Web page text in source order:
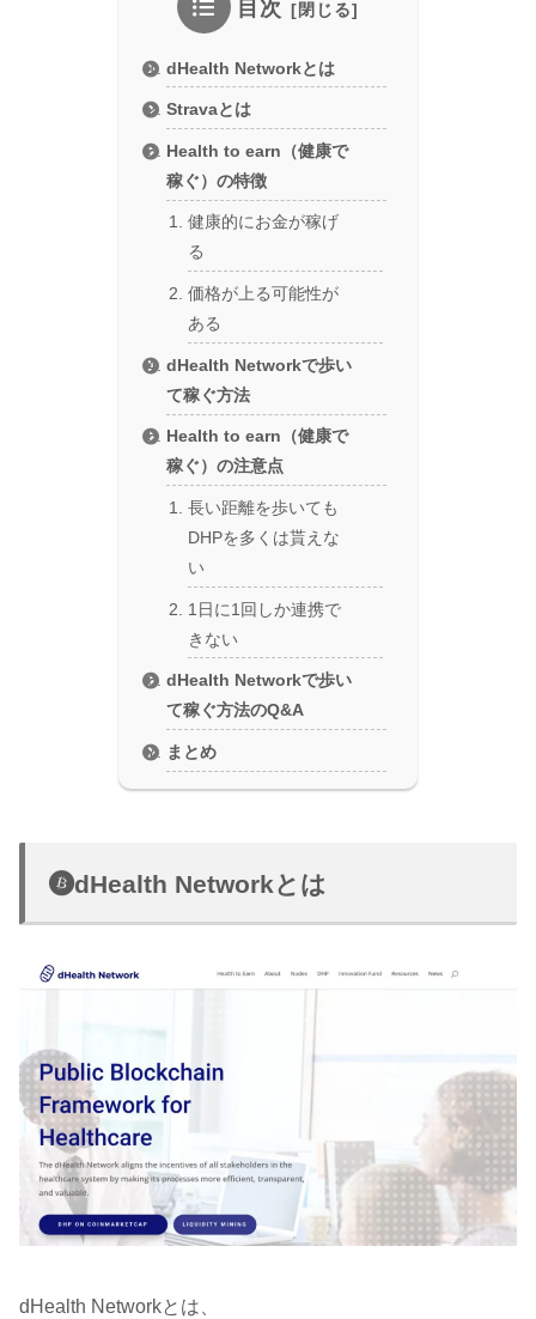
目次
dHealth Networkとは
Stravaとは
Health to earn（健康で
稼ぐ）の特徴
健康的にお金が稼げ
る
価格が上る可能性が
ある
dHealth Networkで歩い
て稼ぐ方法
Health to earn（健康で
稼ぐ）の注意点
長い距離を歩いても
DHPを多くは貰えな
い
1日に1回しか連携で
きない
dHealth Networkで歩い
て稼ぐ方法のQ&A
まとめ
dHealth Networkとは
dHealth Networkとは、